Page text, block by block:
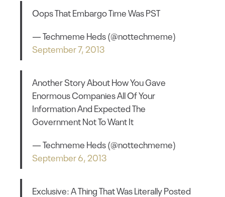
Oops That Embargo Time Was PST
— Techmeme Heds (@nottechmeme)
September 7, 2013
Another Story About How You Gave
Enormous Companies All Of Your
Information And Expected The
Government Not To Want It
— Techmeme Heds (@nottechmeme)
September 6, 2013
Exclusive: A Thing That Was Literally Posted